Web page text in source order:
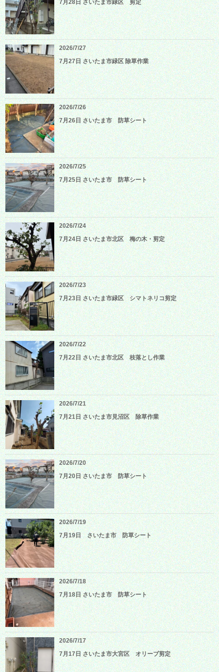
7月28日 さいたま市緑区 剪定
2026/7/27
7月27日 さいたま市緑区 除草作業
2026/7/26
7月26日 さいたま市 防草シート
2026/7/25
7月25日 さいたま市 防草シート
2026/7/24
7月24日 さいたま市北区 梅の木・剪定
2026/7/23
7月23日 さいたま市緑区 シマトネリコ剪定
2026/7/22
7月22日 さいたま市北区 枝落とし作業
2026/7/21
7月21日 さいたま市見沼区 除草作業
2026/7/20
7月20日 さいたま市 防草シート
2026/7/19
7月19日 さいたま市 防草シート
2026/7/18
7月18日 さいたま市 防草シート
2026/7/17
7月17日 さいたま市大宮区 オリーブ剪定